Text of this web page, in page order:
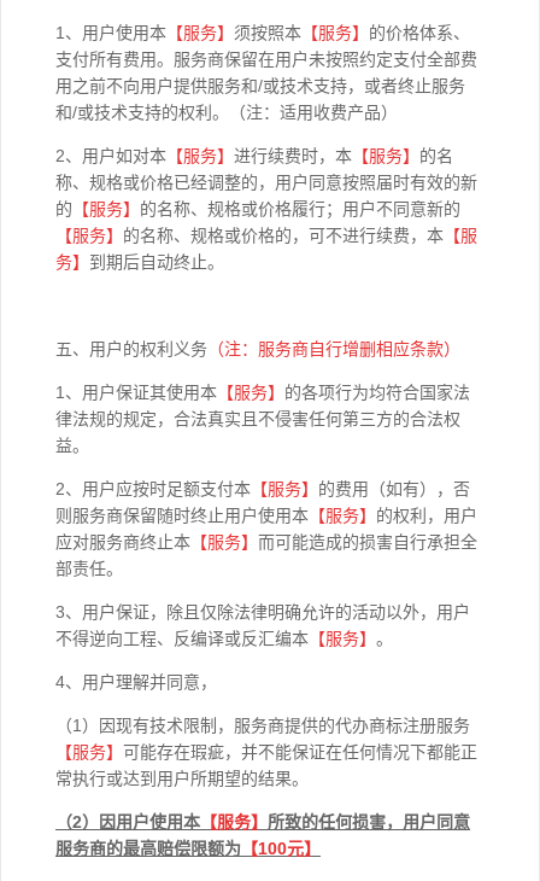
1、用户使用本 【服务】 须按照本 【服务】 的价格体系、
支付所有费用。服务商保留在用户未按照约定支付全部费
用之前不向用户提供服务和/或技术支持，或者终止服务
和/或技术支持的权利。（注：适用收费产品）
2、用户如对本 【服务】 进行续费时，本 【服务】 的名
称、规格或价格已经调整的，用户同意按照届时有效的新
的 【服务】 的名称、规格或价格履行；用户不同意新的
【服务】 的名称、规格或价格的，可不进行续费，本 【服
务】 到期后自动终止。
五、用户的权利义务 （注：服务商自行增删相应条款）
1、用户保证其使用本 【服务】 的各项行为均符合国家法
律法规的规定，合法真实且不侵害任何第三方的合法权
益。
2、用户应按时足额支付本 【服务】 的费用（如有），否
则服务商保留随时终止用户使用本 【服务】 的权利，用户
应对服务商终止本 【服务】 而可能造成的损害自行承担全
部责任。
3、用户保证，除且仅除法律明确允许的活动以外，用户
不得逆向工程、反编译或反汇编本 【服务】 。
4、用户理解并同意，
（1）因现有技术限制，服务商提供的代办商标注册服务
【服务】 可能存在瑕疵，并不能保证在任何情况下都能正
常执行或达到用户所期望的结果。
（2）因用户使用本 【服务】 所致的任何损害，用户同意
服务商的最高赔偿限额为 【100元】